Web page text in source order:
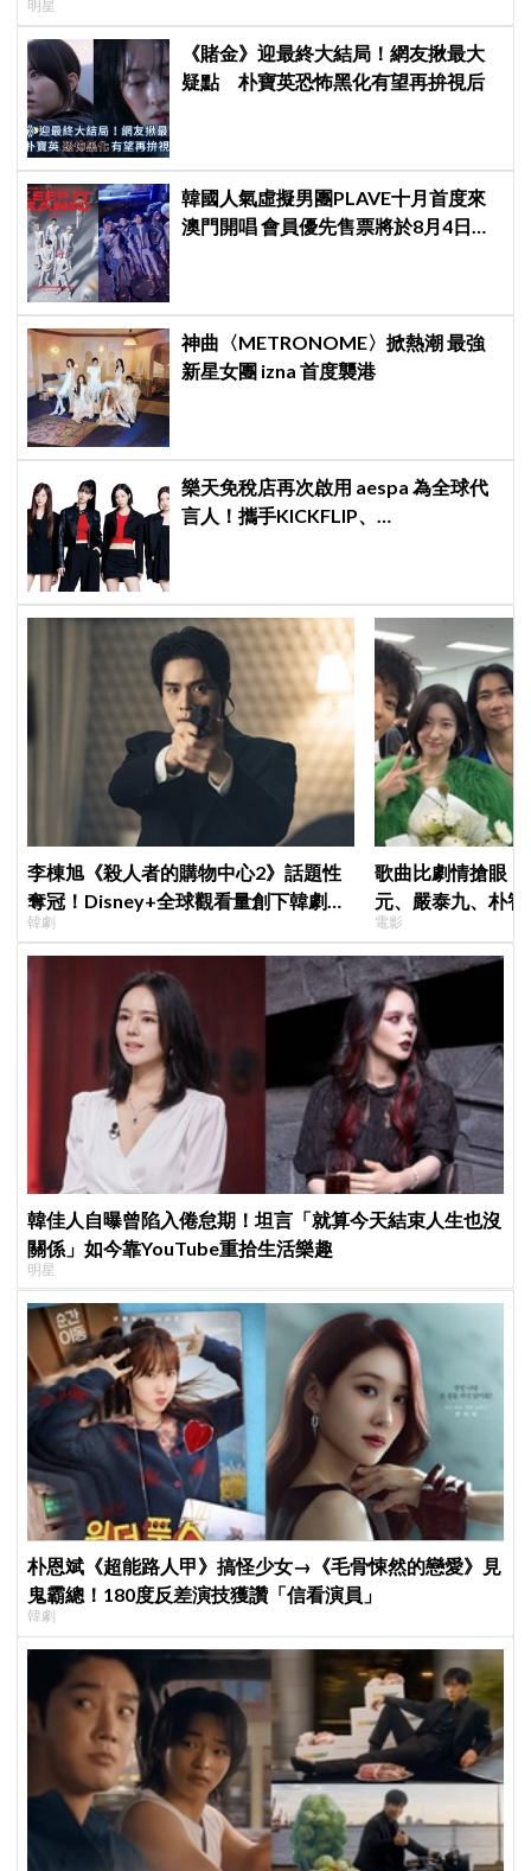
明星
《賭金》迎最終大結局！網友揪最大
疑點 朴寶英恐怖黑化有望再拚視后
韓國人氣虛擬男團PLAVE十月首度來
澳門開唱 會員優先售票將於8月4日開
神曲〈METRONOME〉掀熱潮 最強
新星女團 izna 首度襲港
樂天免稅店再次啟用 aespa 為全球代
言人！攜手KICKFLIP、
李棟旭《殺人者的購物中心2》話題性
奪冠！Disney+全球觀看量創下韓劇新
紀錄
韓劇
歌曲比劇情搶眼
元、嚴泰九、朴
曲《Love Is》超
電影
韓佳人自曝曾陷入倦怠期！坦言「就算今天結束人生也沒
關係」如今靠YouTube重拾生活樂趣
明星
朴恩斌《超能路人甲》搞怪少女→《毛骨悚然的戀愛》見
鬼霸總！180度反差演技獲讚「信看演員」
韓劇